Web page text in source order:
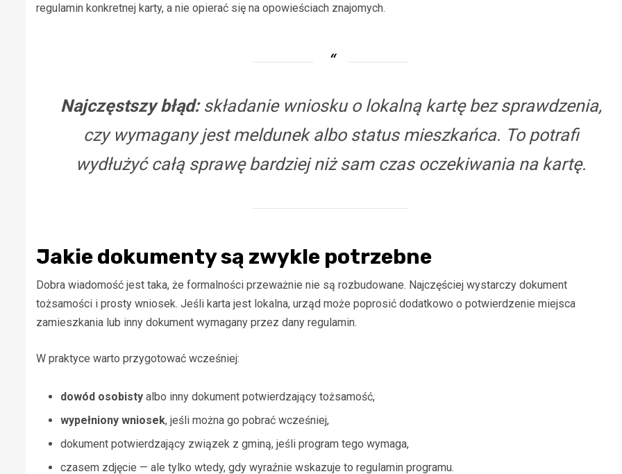
regulamin konkretnej karty, a nie opierać się na opowieściach znajomych.
Najczęstszy błąd:składanie wniosku o lokalną kartę bez sprawdzenia,
czy wymagany jest meldunek albo status mieszkańca. To potrafi
wydłużyć całą sprawę bardziej niż sam czas oczekiwania na kartę.
Jakie dokumenty są zwykle potrzebne
Dobra wiadomość jest taka, że formalności przeważnie nie są rozbudowane. Najczęściej wystarczy dokument
tożsamości i prosty wniosek. Jeśli karta jest lokalna, urząd może poprosić dodatkowo o potwierdzenie miejsca
zamieszkania lub inny dokument wymagany przez dany regulamin.
W praktyce warto przygotować wcześniej:
dowód osobisty albo inny dokument potwierdzający tożsamość,
wypełniony wniosek, jeśli można go pobrać wcześniej,
dokument potwierdzający związek z gminą, jeśli program tego wymaga,
czasem zdjęcie — ale tylko wtedy, gdy wyraźnie wskazuje to regulamin programu.